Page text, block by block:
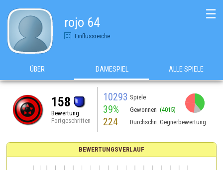
rojo 64
Einflussreiche
☰
ÜBER DAMESPIEL ALLE SPIELE
158
Bewertung
Fortgeschritten
10293 Spiele
39% Gewonnen (4015)
224 Durchschn. Gegnerbewertung
BEWERTUNGSVERLAUF